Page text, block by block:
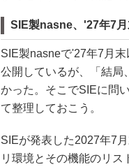
SIE製nasne、'27年7
SIE製nasneで'27年7月
公開しているが、「結局
かった。そこでSIEに問
て整理しておこう。
SIEが発表した2027年7
リ環境とその機能のリ